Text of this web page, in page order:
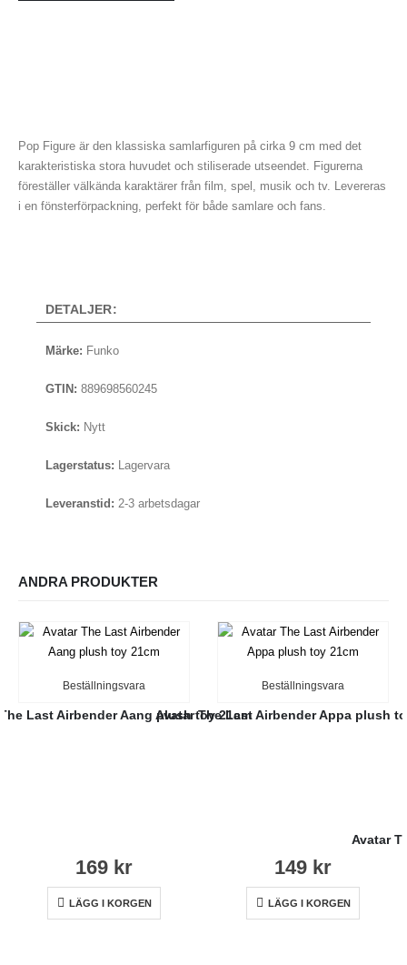
Pop Figure är den klassiska samlarfiguren på cirka 9 cm med det
karakteristiska stora huvudet och stiliserade utseendet. Figurerna
föreställer välkända karaktärer från film, spel, musik och tv. Levereras
i en fönsterförpackning, perfekt för både samlare och fans.
DETALJER:
Märke: Funko
GTIN: 889698560245
Skick: Nytt
Lagerstatus: Lagervara
Leveranstid: 2-3 arbetsdagar
ANDRA PRODUKTER
Beställningsvara
Last Airbender Aang plush toy 21cm
169 kr
LÄGG I KORGEN
Beställningsvara
Avatar The Last Airbender Appa plush
149 kr
LÄGG I KORGEN
Avatar